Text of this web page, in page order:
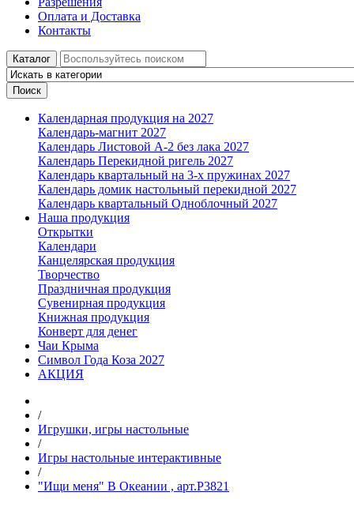
Оплата и Доставка
Контакты
Каталог
Поиск
Календарная продукция на 2027
Календарь-магнит 2027
Календарь Листовой А-2 без лака 2027
Календарь Перекидной ригель 2027
Календарь квартальный на 3-х пружинах 2027
Календарь домик настольный перекидной 2027
Календарь квартальный Одноблочный 2027
Наша продукция
Открытки
Календари
Канцелярская продукция
Творчество
Праздничная продукция
Сувенирная продукция
Книжная продукция
Конверт для денег
Чаи Крыма
Символ Года Коза 2027
АКЦИЯ
/
Игрушки, игры настольные
/
Игры настольные интерактивные
/
"Ищи меня" В Океании , арт.Р3821